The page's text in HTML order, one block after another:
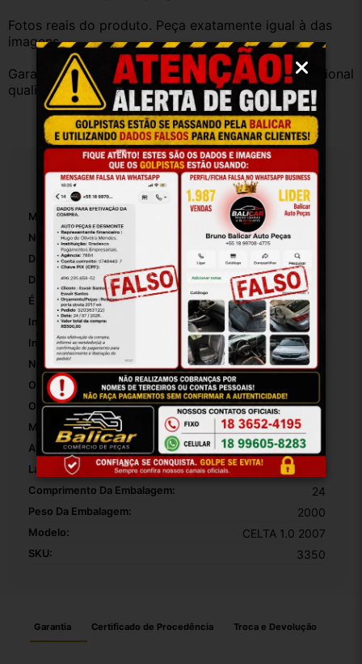
Fotos reais do produto. Peça exatamente igual à das
imagens.
Garantia válida somente com instalação por profissional
qualificado.
Especificações
Marca: Gm
Número De Peça: 90231882
Diâmetro Interno:
Diâmetro Externo:
É Ajustável: False
Inclui Rolamento De Empuxo: False
Inclui Corrente: False
Número De Dentes: 40
Origem:
OEM: GM
MPN:
Altura Da Embalagem: 30
Largura Da Embalagem:
Comprimento Da Embalagem: 24
Peso Da Embalagem: 2000
Modelo: CELTA 1.0 2007
SKU: 3350
Garantia Certificado de Procedência Troca e Devolução